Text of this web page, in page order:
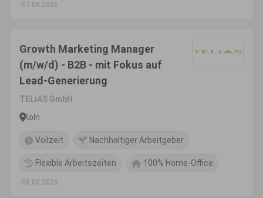
07.08.2026
Growth Marketing Manager
(m/w/d) - B2B - mit Fokus auf
Lead-Generierung
TELiAS GmbH
Köln
Vollzeit Nachhaltiger Arbeitgeber
Flexible Arbeitszeiten 100% Home-Office
08.08.2026